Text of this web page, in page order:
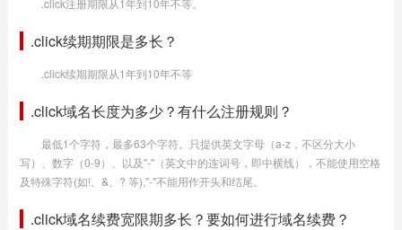
.click注册期限从1年到10年不等。
.click续期期限是多长？
.click续期期限从1年到10年不等
.click域名长度为多少？有什么注册规则？
最低1个字符，最多63个字符。只提供英文字母（a-z，不区分大小
写）、数字（0-9）、以及"-"（英文中的连词号，即中横线），不能使用空格
及特殊字符(如!、&、? 等),"-"不能用作开头和结尾。
.click域名续费宽限期多长？要如何进行域名续费？